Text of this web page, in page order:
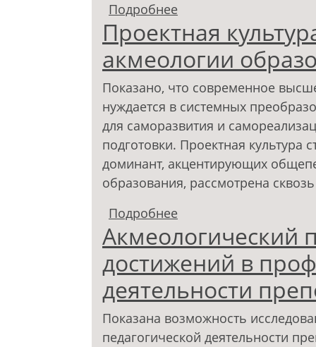
Подробнее
образовательной
Проектная
акмеологии
Показано, что современное
нуждается в системных
для саморазвития и
подготовки. Проектная культура
доминант, акцентирующих
образования, рассмотрена
Подробнее
образования
Акмеологический
достижений в
деятельности
Показана возможность
педагогической деятельности